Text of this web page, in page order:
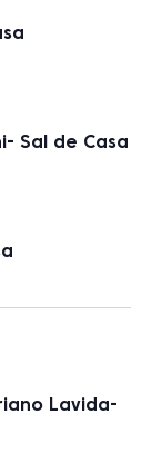
Sal de Casa
Lavida-